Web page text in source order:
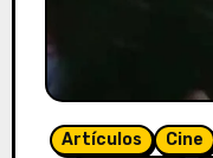
Artículos Cine